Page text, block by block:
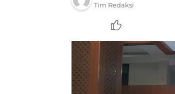
Tim Redaksi